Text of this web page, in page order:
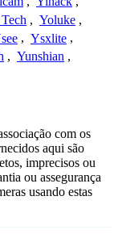
, Yoluke ,
, Ysxlite ,
, Yunshian ,
com os
aqui são
imprecisos ou
ou assegurança
usando estas